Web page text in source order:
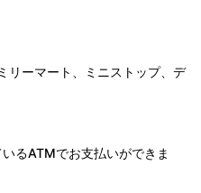
リーマート、ミニストップ、デ
るATMでお支払いができま